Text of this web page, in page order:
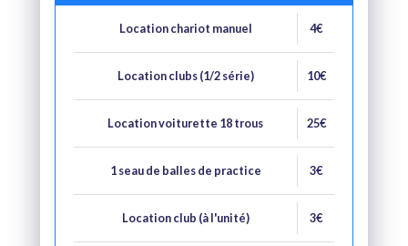
Location chariot manuel 4€
Location clubs (1/2 série) 10€
Location voiturette 18 trous 25€
1 seau de balles de practice 3€
Location club (à l'unité) 3€